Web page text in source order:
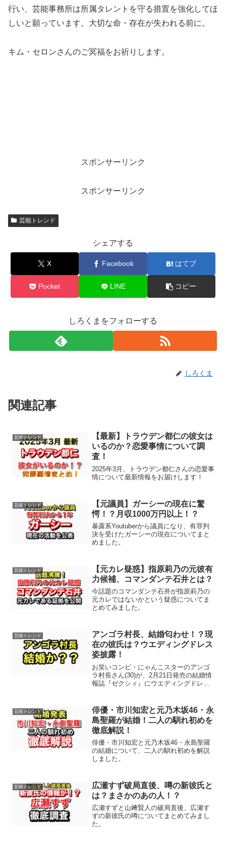
行い、芸能事務所は所属タレントを守る措置を強化してほ
しいと願っています。大切な命・存在が失われる前に。
キム・セロンさんのご冥福をお祈りします。
スポンサーリンク
スポンサーリンク
芸能トレンド
シェアする
X Facebook はてブ
Pocket LINE コピー
しろくまをフォローする
しろくま
関連記事
芸能トレンド
【最新】トラウデン都仁の彼女は
いるのか？恋愛事情について調
査！
2025年3月、トラウデン都仁さんの恋愛事
情について最新情報をお届けします！
芸能トレンド
【元議員】ガーシーの現在に驚
愕！？月収1000万円以上！？
暴露系Youtuberから議員になり、有罪判
決を受けたガーシーの現在についてまと
めました。
芸能トレンド
【元カレ疑惑】指原莉乃の元彼有
力候補、コマンダンテ石井とは？
今話題のコマンダンテ石井が指原莉乃の
元カレではないかという疑惑についてま
とめてみました。
芸能トレンド
アンゴラ村長、結婚匂わせ！？現
在の彼氏は？ウエディングドレス
姿披露！
お笑いコンビ・にゃんこスターのアンゴ
ラ村長さん(30)が、2月21日発売の結婚情
報誌『ゼクシィ』にウエディングドレス
異例の大ヒットを記録した。そんなアン
ゴラ...
芸能トレンド
俳優・市川知宏と元乃木坂46・永
島聖羅が結婚！二人の馴れ初めを
徹底解説！
俳優・市川知宏と元乃木坂46・永島聖羅
の結婚について、二人の馴れ初めを解説
しました。
芸能トレンド
広瀬すず破局直後、噂の新彼氏と
は？まさかのあの人！？
広瀬すずと山﨑賢人の破局直後、広瀬す
ずの新彼氏の噂についてまとめてみまし
た。